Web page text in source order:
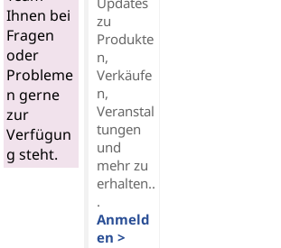
Ihnen bei
Fragen
oder
Probleme
n gerne
zur
Verfügun
g steht.
zu
Produkte
n,
Verkäufe
n,
Veranstal
tungen
und
mehr zu
erhalten..
.
Anmeld
en >